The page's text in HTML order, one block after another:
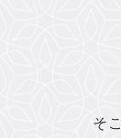
そ